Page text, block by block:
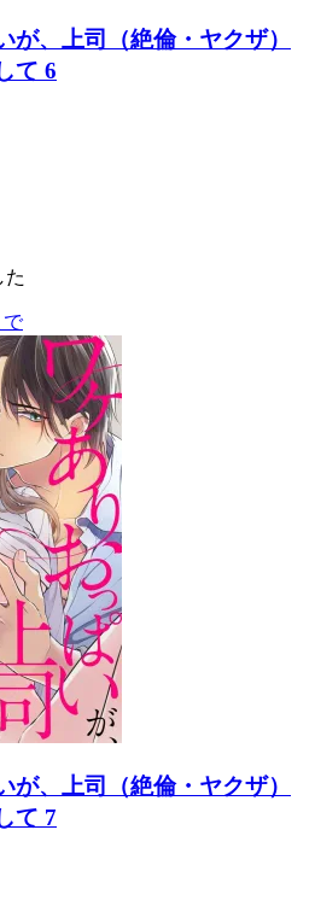
が、上司（絶倫・ヤクザ）
て 6
た
で
が、上司（絶倫・ヤクザ）
て 7